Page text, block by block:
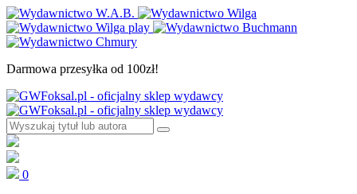
Darmowa przesyłka od 100zł!
0